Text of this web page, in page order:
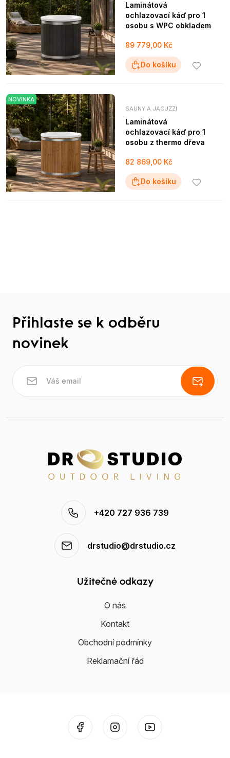
Laminátová
ochlazovací káď pro 1
osobu s WPC obkladem
89 779,00 Kč
Do košíku
NOVINKA
SAUNY A JACUZZI
Laminátová
ochlazovací káď pro 1
osobu z thermo dřeva
82 869,00 Kč
Do košíku
Přihlaste se k odběru
novinek
+420 727 936 739
drstudio@drstudio.cz
Užitečné odkazy
O nás
Kontakt
Obchodní podmínky
Reklamační řád